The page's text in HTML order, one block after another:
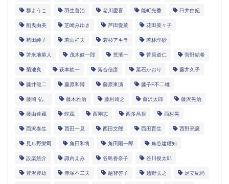
群ようこ 羽生善治 老川慶喜 能町光香 臼井由妃
船曳由美 芝崎みゆき 芦田愛菜 花田菜々子
苑田純子 若山祥夫 若杉アキラ 若林理砂
苫米地英人 茂木健一郎 荒濱一 菅原道仁 菅野結希
菊池良 萩本欽一 落合信彦 葉石かおり 藤井久子
藤井龍二 藤原和博 藤原東演 藤子F不二雄
藤岡 弘、 藤木雅治 藤村靖之 藤沢太郎 藤沢晃治
藤由達藏 蛇蔵 西剛志 西多昌規 西村晃
西沢泰生 西田一見 西田文郎 西田育生 西野亮廣
見ル野栄司 角田和将 角田陽一郎 角谷建耀知
設楽悠介 諏内えみ 谷島香奈子 谷川俊太郎
豊沢豊雄 赤塚不二夫 越智啓子 越野弘之 足立紀尚